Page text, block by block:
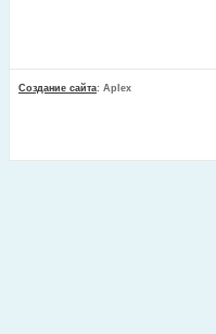
Создание сайта: Aplex